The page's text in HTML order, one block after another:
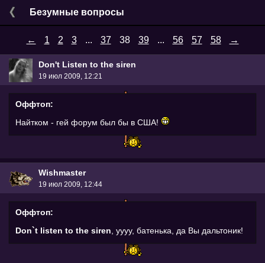
Безумные вопросы
← 1 2 3... 37 38 39... 56 57 58 →
Don't Listen to the siren
19 июл 2009, 12:21
Оффтоп:
Найтком - гей форум был бы в США!
Wishmaster
19 июл 2009, 12:44
Оффтоп:
Don`t listen to the siren, уууу, батенька, да Вы дальтоник!